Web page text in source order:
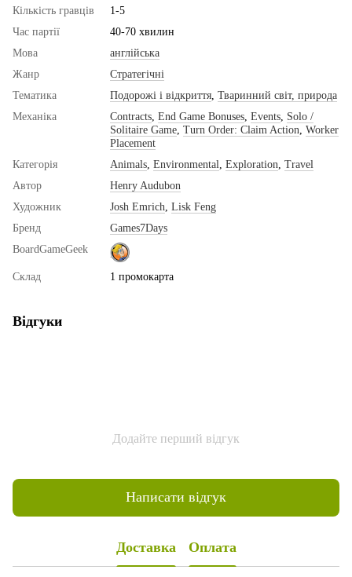
Кількість гравців
1-5
Час партії
40-70 хвилин
Мова
англійська
Жанр
Стратегічні
Тематика
Подорожі і відкриття Тваринний світ, природа
Механіка
Contracts End Game Bonuses Events Solo /
Solitaire Game Turn Order: Claim Action Worker
Placement
Категорія
Animals Environmental Exploration Travel
Автор
Henry Audubon
Художник
Josh Emrich Lisk Feng
Бренд
Games7Days
BoardGameGeek
Склад 1 промокарта
Відгуки
Додайте перший відгук
Написати відгук
Доставка Оплата